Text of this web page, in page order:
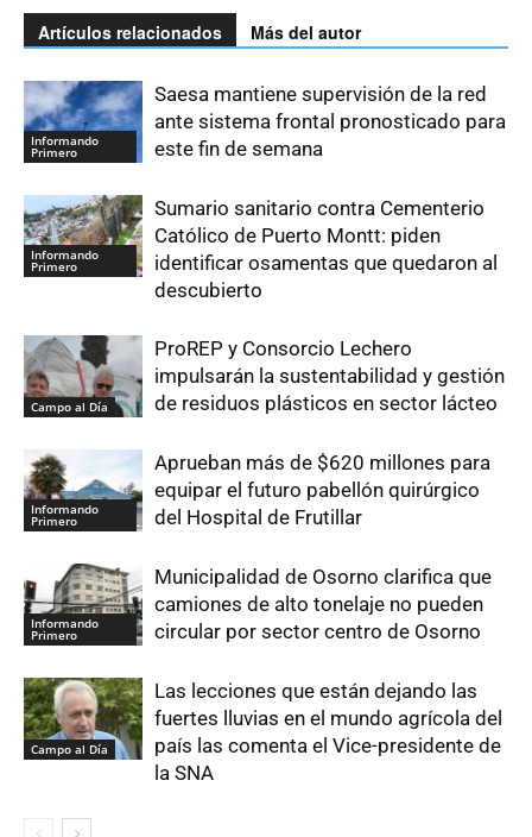
Artículos relacionados Más del autor
Informando
Primero
Saesa mantiene supervisión de la red
ante sistema frontal pronosticado para
este fin de semana
Informando
Primero
Sumario sanitario contra Cementerio
Católico de Puerto Montt: piden
identificar osamentas que quedaron al
descubierto
Campo al Día
ProREP y Consorcio Lechero
impulsarán la sustentabilidad y gestión
de residuos plásticos en sector lácteo
Informando
Primero
Aprueban más de $620 millones para
equipar el futuro pabellón quirúrgico
del Hospital de Frutillar
Informando
Primero
Municipalidad de Osorno clarifica que
camiones de alto tonelaje no pueden
circular por sector centro de Osorno
Campo al Día
Las lecciones que están dejando las
fuertes lluvias en el mundo agrícola del
país las comenta el Vice-presidente de
la SNA